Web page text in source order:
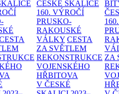
ČESKÉ SKALICE
160. VÝROČÍ
PRUSKO-
RAKOUSKÉ
VÁLKY CESTA
ZA SVĚTLEM
REKONSTRUKCE
VOJENSKÉHO
HŘBITOVA
V ČESKÉ
ZA